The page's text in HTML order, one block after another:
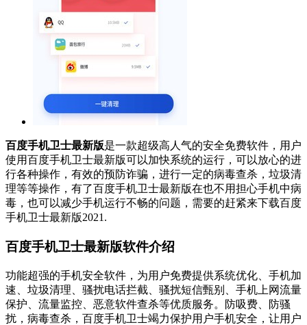
百度手机卫士最新版是一款超级高人气的安全免费软件，用户
使用百度手机卫士最新版可以加快系统的运行，可以放心的进
行各种操作，有效的预防诈骗，进行一定的病毒查杀，垃圾清
理等等操作，有了百度手机卫士最新版在也不用担心手机中病
毒，也可以减少手机运行不畅的问题，需要的赶紧来下载百度
手机卫士最新版2021.
百度手机卫士最新版软件介绍
功能超强的手机安全软件，为用户免费提供系统优化、手机加
速、垃圾清理、骚扰电话拦截、骚扰短信甄别、手机上网流量
保护、流量监控、恶意软件查杀等优质服务。防吸费、防骚
扰，病毒查杀，百度手机卫士竭力保护用户手机安全，让用户